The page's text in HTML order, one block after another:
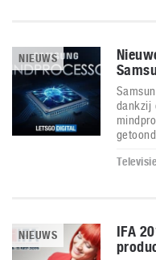
NIEUWS
dankzij
NIEUWS
IFA